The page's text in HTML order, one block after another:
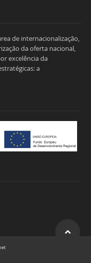
de internacionalização,
da oferta nacional,
excelência da
a